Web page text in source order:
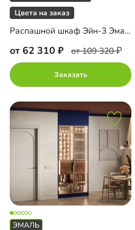
Цвета на заказ
Распашной шкаф Эйн-3 Эмаль Декор 2 с зеркалом
от 62 310 от 109 320
Заказать